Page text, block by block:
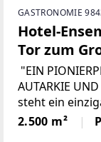
GASTRONOMIE
Hotel-
Tor zum
"EIN
AUTARKIE
steht ein
Tourismus-
Hohe Tauern.
2.500 m²